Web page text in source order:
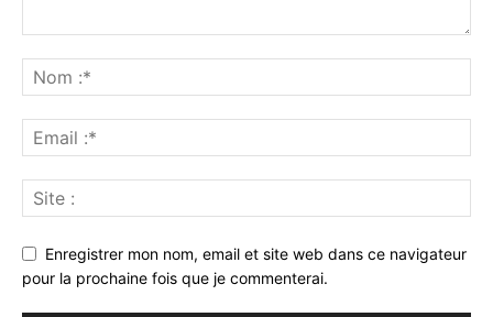
Enregistrer mon nom, email et site web dans ce navigateur
pour la prochaine fois que je commenterai.